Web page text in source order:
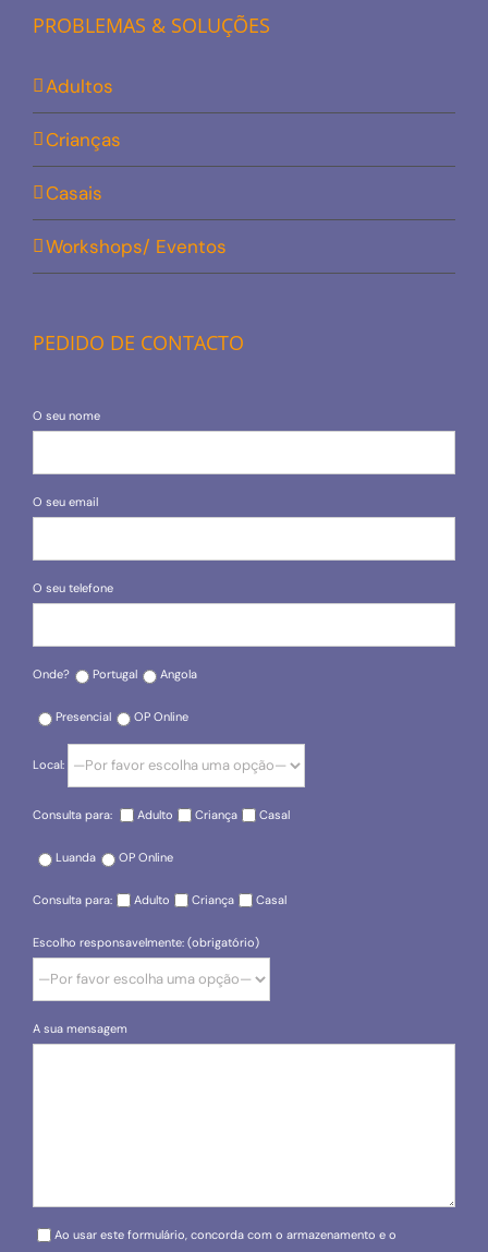
PROBLEMAS & SOLUÇÕES
Adultos
Crianças
Casais
Workshops/ Eventos
PEDIDO DE CONTACTO
O seu nome
O seu email
O seu telefone
Onde? Portugal Angola
Presencial OP Online
Local:
Consulta para: Adulto Criança Casal
Luanda OP Online
Consulta para: Adulto Criança Casal
Escolho responsavelmente: (obrigatório)
A sua mensagem
Please leave this field empty.
Ao usar este formulário, concorda com o armazenamento e o